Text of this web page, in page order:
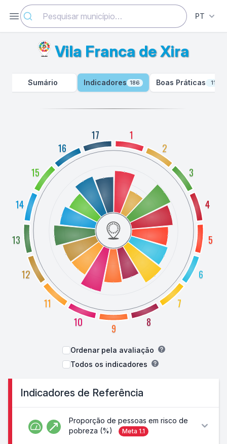
Abrir menu PT
Vila Franca de Xira
Sumário Indicadores 186 Boas Práticas 11
Indicadores de Referência
Proporção de pessoas em risco de
pobreza (%)
Meta 1.1
1
2
3
4
5
6
7
8
9
10
11
12
13
14
15
16
17
Ordenar pela avaliação
Todos os indicadores